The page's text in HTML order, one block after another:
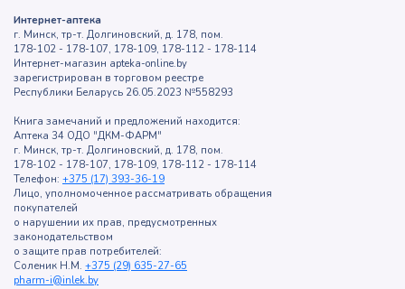
Интернет-аптека
г. Минск, тр-т. Долгиновский, д. 178, пом.
178-102 - 178-107, 178-109, 178-112 - 178-114
Интернет-магазин apteka-online.by
зарегистрирован в торговом реестре
Республики Беларусь 26.05.2023 №558293
Книга замечаний и предложений находится:
Аптека 34 ОДО "ДКМ-ФАРМ"
г. Минск, тр-т. Долгиновский, д. 178, пом.
178-102 - 178-107, 178-109, 178-112 - 178-114
Телефон: +375 (17) 393-36-19
Лицо, уполномоченное рассматривать обращения
покупателей
о нарушении их прав, предусмотренных
законодательством
о защите прав потребителей:
Соленик Н.М. +375 (29) 635-27-65
pharm-i@inlek.by